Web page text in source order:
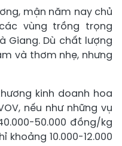
mận năm nay chủ
vùng trồng trọng
Giang. Dù chất lượng
và thơm nhẹ, nhưng
kinh doanh hoa
nếu như những vụ
50.000 đồng/kg
10.000-12.000